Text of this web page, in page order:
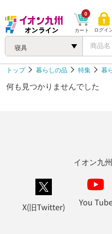
寝具
カート
0
ログイ
トップ 暮らしの品 特集 暮
何も見つかりませんでした
イオン九
X(旧Twitter) You